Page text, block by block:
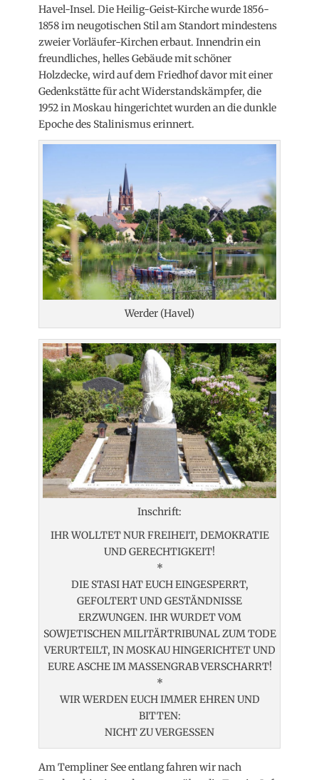
Havel-Insel. Die Heilig-Geist-Kirche wurde 1856-
1858 im neugotischen Stil am Standort mindestens
zweier Vorläufer-Kirchen erbaut. Innendrin ein
freundliches, helles Gebäude mit schöner
Holzdecke, wird auf dem Friedhof davor mit einer
Gedenkstätte für acht Widerstandskämpfer, die
1952 in Moskau hingerichtet wurden an die dunkle
Epoche des Stalinismus erinnert.
Werder (Havel)
Inschrift:
IHR WOLLTET NUR FREIHEIT, DEMOKRATIE
UND GERECHTIGKEIT!
*
DIE STASI HAT EUCH EINGESPERRT,
GEFOLTERT UND GESTÄNDNISSE
ERZWUNGEN. IHR WURDET VOM
SOWJETISCHEN MILITÄRTRIBUNAL ZUM TODE
VERURTEILT, IN MOSKAU HINGERICHTET UND
EURE ASCHE IM MASSENGRAB VERSCHARRT!
*
WIR WERDEN EUCH IMMER EHREN UND
BITTEN:
NICHT ZU VERGESSEN
Am Templiner See entlang fahren wir nach